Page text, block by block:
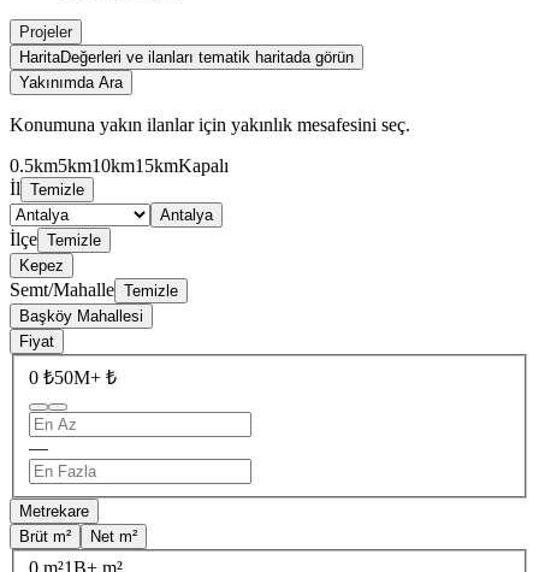
Projeler
HaritaDeğerleri ve ilanları tematik haritada görün
Yakınımda Ara
Konumuna yakın ilanlar için yakınlık mesafesini seç.
0.5km5km10km15kmKapalı
İl Temizle
Antalya
İlçe Temizle
Kepez
Semt/Mahalle Temizle
Başköy Mahallesi
Fiyat
0 ₺50M+ ₺
—
Metrekare
Brüt m²
Net m²